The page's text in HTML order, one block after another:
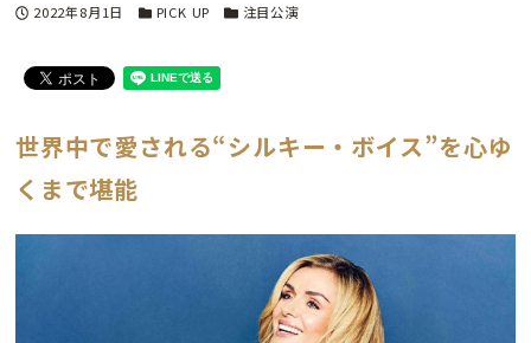
投稿日
2022年8月1日 カテゴリー
PICK UP カテゴリー
注目公演
世界中で愛される“シルキー・ボイス”を心ゆ
くまで堪能